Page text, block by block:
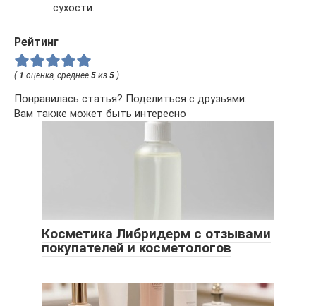
сухости.
Рейтинг
( 1 оценка, среднее 5 из 5 )
Понравилась статья? Поделиться с друзьями:
Вам также может быть интересно
Косметика Либридерм с отзывами
покупателей и косметологов